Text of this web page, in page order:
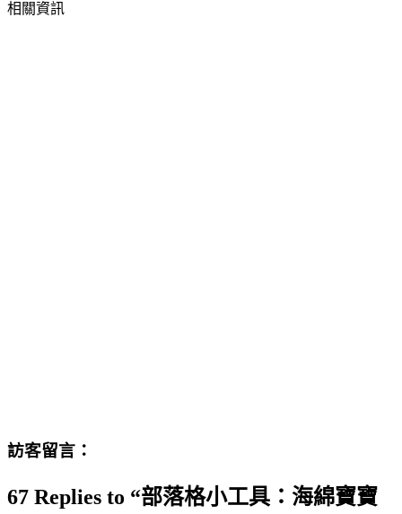
相關資訊
訪客留言：
67 Replies to “部落格小工具：海綿寶寶